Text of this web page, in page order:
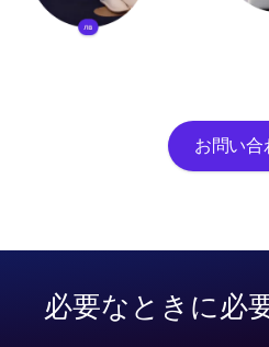
お問い合
必要なときに必